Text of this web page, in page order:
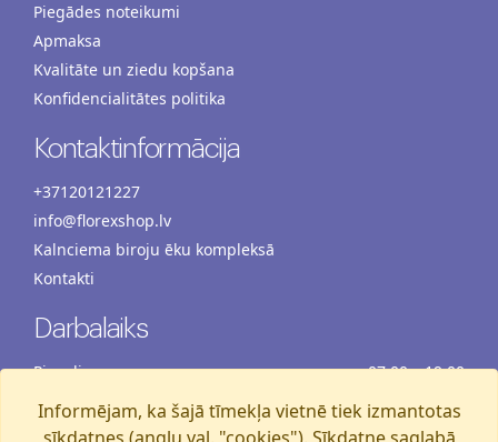
Piegādes noteikumi
Apmaksa
Kvalitāte un ziedu kopšana
Konfidencialitātes politika
Kontaktinformācija
+37120121227
info@florexshop.lv
Kalnciema biroju ēku kompleksā
Kontakti
Darbalaiks
Pirmdiena
07:00 – 19:00
Otrdiena
07:00 – 19:00
Trešdiena
07:00 – 19:00
Informējam, ka šajā tīmekļa vietnē tiek izmantotas